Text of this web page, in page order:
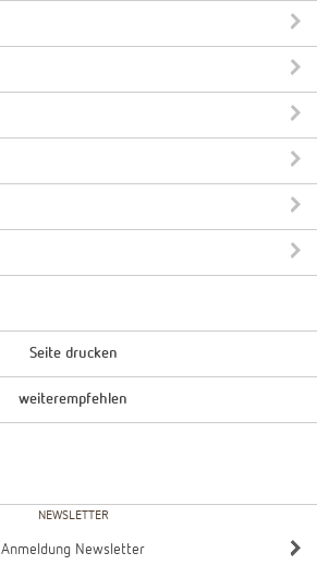
Seite drucken
weiterempfehlen
NEWSLETTER
Anmeldung Newsletter